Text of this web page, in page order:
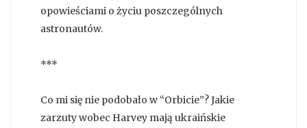
opowieściami o życiu poszczególnych
astronautów.
***
Co mi się nie podobało w “Orbicie”? Jakie
zarzuty wobec Harvey mają ukraińskie